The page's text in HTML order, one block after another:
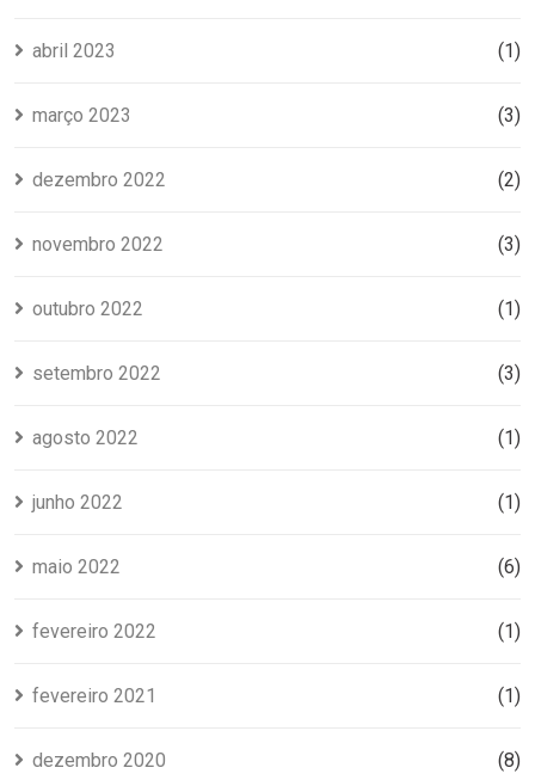
abril 2023 (1)
março 2023 (3)
dezembro 2022 (2)
novembro 2022 (3)
outubro 2022 (1)
setembro 2022 (3)
agosto 2022 (1)
junho 2022 (1)
maio 2022 (6)
fevereiro 2022 (1)
fevereiro 2021 (1)
dezembro 2020 (8)